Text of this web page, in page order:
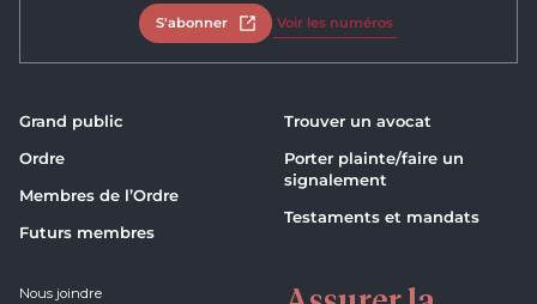
S'abonner Ouvrir dans un nouvel onglet
Voir les numéros
Grand public
Ordre
Membres de l’Ordre
Futurs membres
Trouver un avocat
Porter plainte/faire un
signalement
Testaments et mandats
Nous joindre